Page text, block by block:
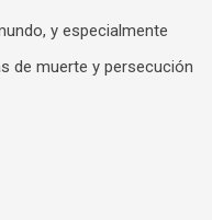
y especialmente
de muerte y persecución